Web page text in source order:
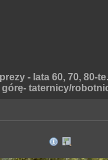
- lata 60, 70, 80-te.
górę- taternicy/